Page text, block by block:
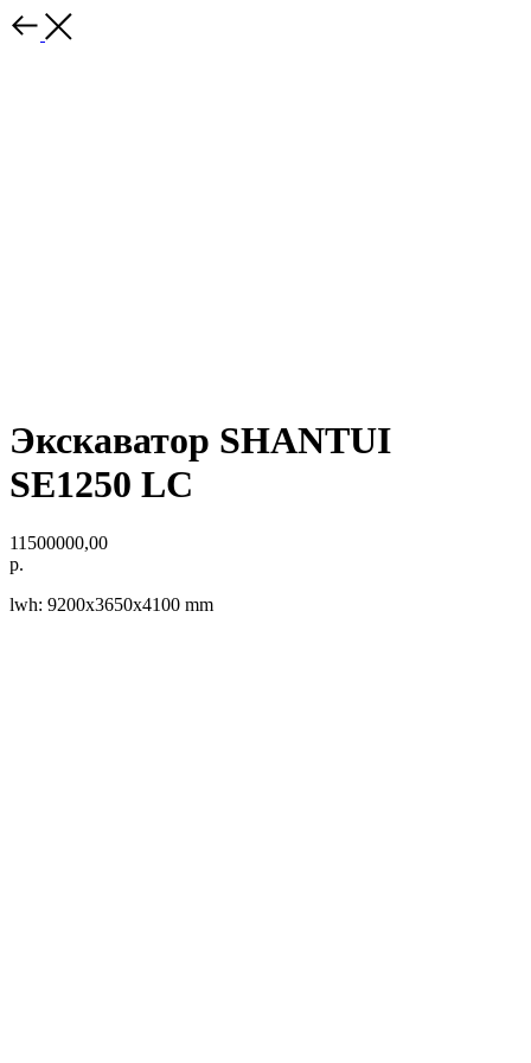
Экскаватор SHANTUI
SE1250 LC
11500000,00
р.
lwh: 9200x3650x4100 mm